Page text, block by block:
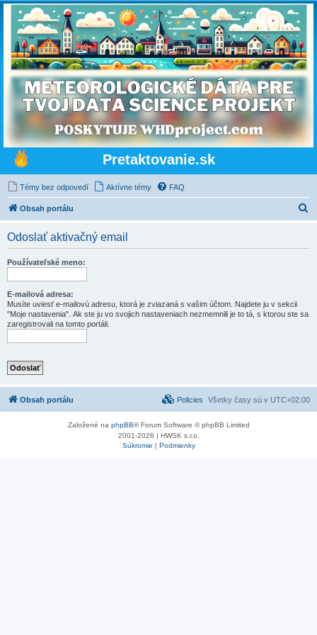
Pretaktovanie.sk
Témy bez odpovedí Aktívne témy FAQ
Obsah portálu
Odoslať aktivačný email
Používateľské meno:
E-mailová adresa:
Musíte uviesť e-mailovú adresu, ktorá je zviazaná s vašim účtom. Najdete ju v sekcii
"Moje nastavenia". Ak ste ju vo svojich nastaveniach nezmemnili je to tá, s ktorou ste sa
zaregistrovali na tomto portáli.
Obsah portálu Všetky časy sú v UTC+02:00
Policies
Založené na phpBB® Forum Software © phpBB Limited
2001-2026 | HWSK s.r.o.
Súkromie | Podmienky